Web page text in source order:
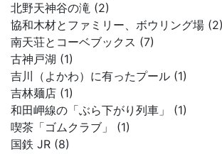
北野天神谷の滝 (2)
協和木材とファミリー、ボウリング場 (2)
南天荘とコーベブックス (7)
古神戸湖 (1)
吉川（よかわ）に有ったプール (1)
吉林麺店 (1)
和田岬線の「ぶら下がり列車」 (1)
喫茶「ゴムクラブ」 (1)
国鉄 JR (8)